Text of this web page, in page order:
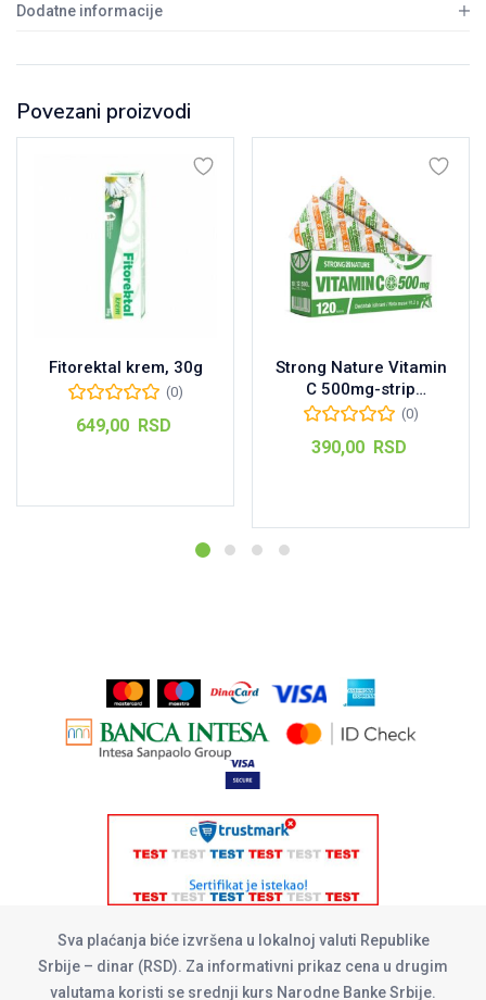
Dodatne informacije
Povezani proizvodi
Fitorektal krem, 30g
(0)
649,00 RSD
Strong Nature Vitamin
C 500mg-strip
pakovanje 120kom
(0)
390,00 RSD
Sva plaćanja biće izvršena u lokalnoj valuti Republike
Srbije – dinar (RSD). Za informativni prikaz cena u drugim
valutama koristi se srednji kurs Narodne Banke Srbije.